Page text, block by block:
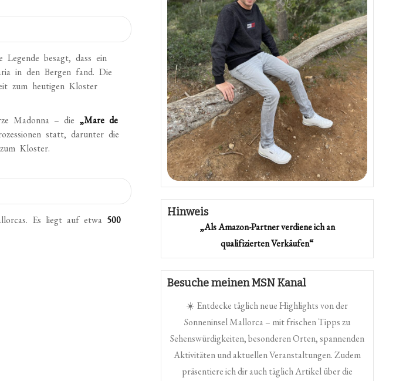
besagt, dass ein
in den Bergen fand. Die
zum heutigen Kloster
Madonna – die „Mare de
statt, darunter die
Kloster.
Es liegt auf etwa 500
Hinweis
„Als Amazon-Partner verdiene ich an
qualifizierten Verkäufen“
Besuche meinen MSN Kanal
☀️ Entdecke täglich neue Highlights von der
Sonneninsel Mallorca – mit frischen Tipps zu
Sehenswürdigkeiten, besonderen Orten, spannenden
Aktivitäten und aktuellen Veranstaltungen. Zudem
präsentiere ich dir auch täglich Artikel über die